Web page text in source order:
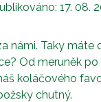
17. 08.
námi. Taky máte
Od meruněk po
koláčového
chutný.